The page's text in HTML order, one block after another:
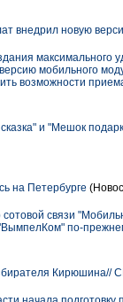
внедрил новую
максимального
мобильного
возможности
и "Мешок
на Петербурге
сотовой связи
по-
Кирюшина//